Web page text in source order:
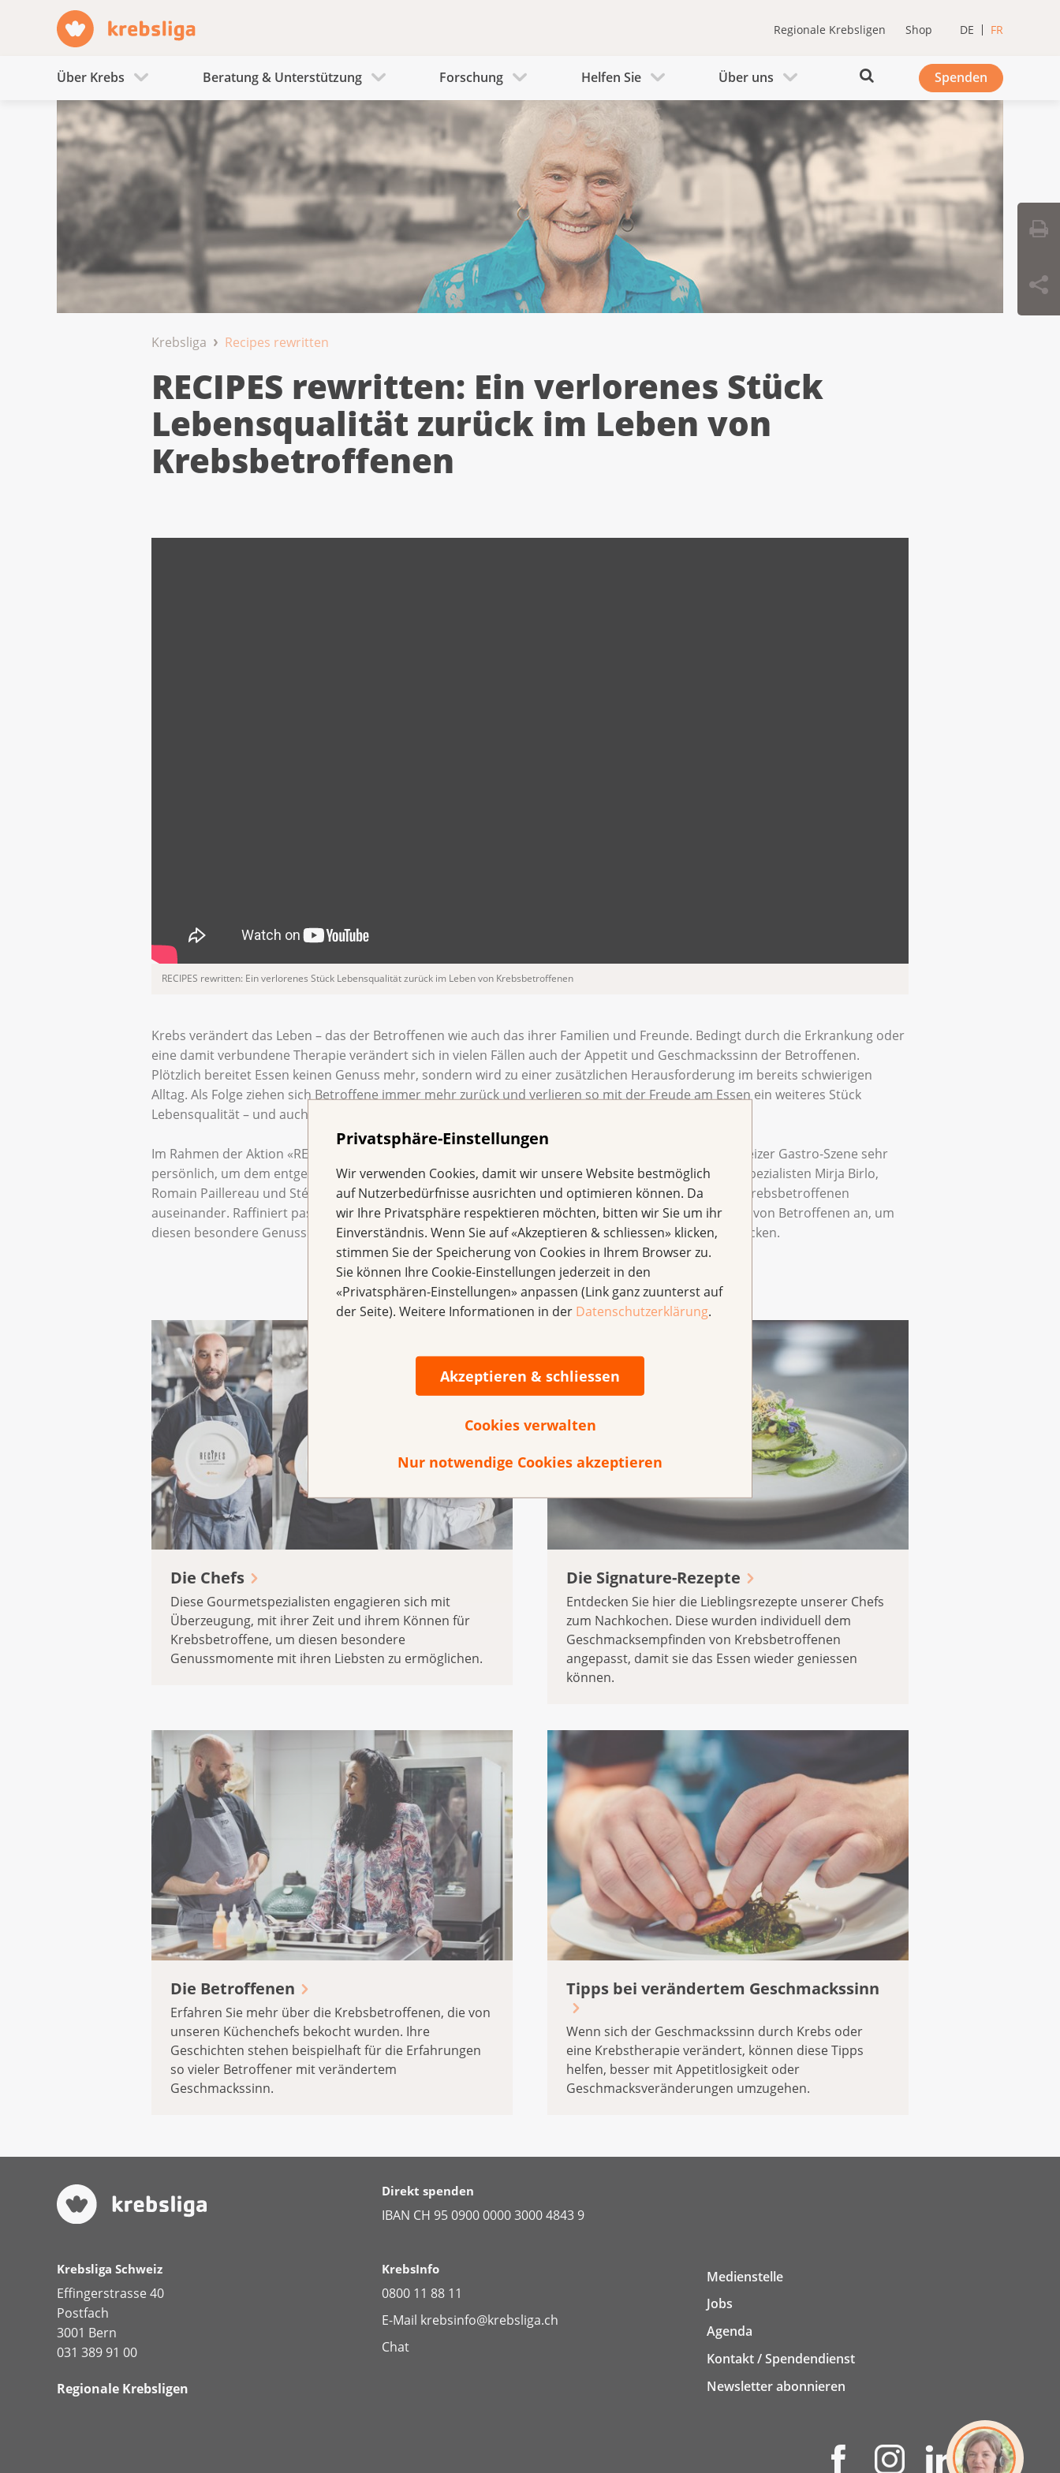
Privatsphäre-Einstellungen
Wir verwenden Cookies, damit wir unsere Website bestmöglich
auf Nutzerbedürfnisse ausrichten und optimieren können. Da
wir Ihre Privatsphäre respektieren möchten, bitten wir Sie um ihr
Einverständnis. Wenn Sie auf «Akzeptieren & schliessen» klicken,
stimmen Sie der Speicherung von Cookies in Ihrem Browser zu.
Sie können Ihre Cookie-Einstellungen jederzeit in den
«Privatsphären-Einstellungen» anpassen (Link ganz zuunterst auf
der Seite). Weitere Informationen in der Datenschutzerklärung.
Akzeptieren & schliessen
Cookies verwalten
Nur notwendige Cookies akzeptieren
Regionale Krebsligen Shop DE FR
Über Krebs Beratung & Unterstützung Forschung Helfen Sie Über uns Spenden
Krebsliga Recipes rewritten
RECIPES rewritten: Ein verlorenes Stück
Lebensqualität zurück im Leben von
Krebsbetroffenen
RECIPES rewritten: Ein verlorenes Stück Lebensqualität zurück im Leben von Krebsbetroffenen
Krebs verändert das Leben – das der Betroffenen wie auch das ihrer Familien und Freunde. Bedingt durch die Erkrankung oder
eine damit verbundene Therapie verändert sich in vielen Fällen auch der Appetit und Geschmackssinn der Betroffenen.
Plötzlich bereitet Essen keinen Genuss mehr, sondern wird zu einer zusätzlichen Herausforderung im bereits schwierigen
Alltag. Als Folge ziehen sich Betroffene immer mehr zurück und verlieren so mit der Freude am Essen ein weiteres Stück
Lebensqualität – und auch an sozialem Halt.
Im Rahmen der Aktion «RECIPES rewritten» engagieren sich deshalb drei Ausnahmetalente der Schweizer Gastro-Szene sehr
persönlich, um dem entgegenzuwirken. In einem kulinarischen Experiment setzen sich die Gourmetspezialisten Mirja Birlo,
Romain Paillereau und Stéphanie Zosso offen und lustvoll mit den Geschmacksveränderungen von Krebsbetroffenen
auseinander. Raffiniert passen die Küchenchefs ihre Signature-Gerichte dem Geschmacksempfinden von Betroffenen an, um
diesen besondere Genussmomente zu schenken und in ihnen so die Freude am Essen wiederzuerwecken.
Die Chefs
Diese Gourmetspezialisten engagieren sich mit
Überzeugung, mit ihrer Zeit und ihrem Können für
Krebsbetroffene, um diesen besondere
Genussmomente mit ihren Liebsten zu ermöglichen.
Die Signature-Rezepte
Entdecken Sie hier die Lieblingsrezepte unserer Chefs
zum Nachkochen. Diese wurden individuell dem
Geschmacksempfinden von Krebsbetroffenen
angepasst, damit sie das Essen wieder geniessen
können.
Die Betroffenen
Erfahren Sie mehr über die Krebsbetroffenen, die von
unseren Küchenchefs bekocht wurden. Ihre
Geschichten stehen beispielhaft für die Erfahrungen
so vieler Betroffener mit verändertem
Geschmackssinn.
Tipps bei verändertem Geschmackssinn
Wenn sich der Geschmackssinn durch Krebs oder
eine Krebstherapie verändert, können diese Tipps
helfen, besser mit Appetitlosigkeit oder
Geschmacksveränderungen umzugehen.
Direkt spenden
IBAN CH 95 0900 0000 3000 4843 9
Krebsliga Schweiz
Effingerstrasse 40
Postfach
3001 Bern
031 389 91 00
Regionale Krebsligen
KrebsInfo
0800 11 88 11
E-Mail krebsinfo@krebsliga.ch
Chat
Medienstelle
Jobs
Agenda
Kontakt / Spendendienst
Newsletter abonnieren